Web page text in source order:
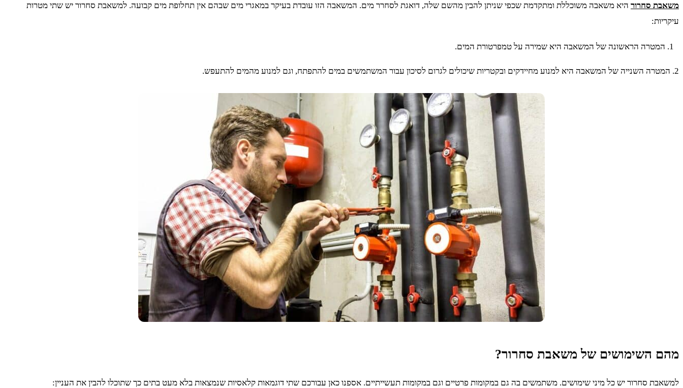
משאבת סחרור היא משאבה משוכללת ומתקדמת שכפי שניתן להבין מהשם שלה, דואגת לסחרר מים. המשאבה הזו עובדת בעיקר במאגרי מים שבהם אין תחלופת מים קבועה. למשאבת סחרור יש שתי מטרות
עיקריות:
המטרה הראשונה של המשאבה היא שמירה על טמפרטורת המים.
2. המטרה השנייה של המשאבה היא למנוע מחיידקים ובקטריות שיכולים לגרום לסיכון עבור המשתמשים במים להתפתח, וגם למנוע מהמים להתעפש.
מהם השימושים של משאבת סחרור?
למשאבת סחרור יש כל מיני שימושים. משתמשים בה גם במקומות פרטיים וגם במקומות תעשייתיים. אספנו כאן עבורכם שתי דוגמאות קלאסיות שנמצאות בלא מעט בתים כך שתוכלו להבין את העניין: